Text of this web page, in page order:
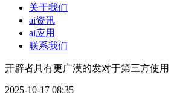
关于我们
ai资讯
ai应用
联系我们
开辟者具有更广漠的发对于第三方使用
2025-10-17 08:35